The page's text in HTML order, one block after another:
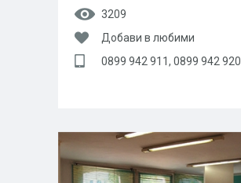
3209
Добави в любими
0899 942 911, 0899 942 920